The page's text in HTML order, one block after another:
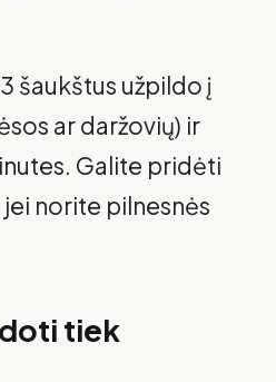
šaukštus užpildo į
ar daržovių) ir
Galite pridėti
norite pilnesnės
tiek